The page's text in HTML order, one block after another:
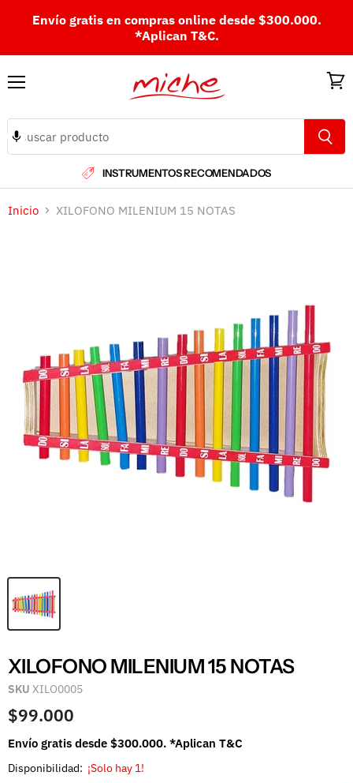
Envío gratis en compras online desde $300.000.
*Aplican T&C.
INSTRUMENTOS RECOMENDADOS
Inicio XILOFONO MILENIUM 15 NOTAS
XILOFONO MILENIUM 15 NOTAS
SKU XILO0005
$99.000
Envío gratis desde $300.000. *Aplican T&C
Disponibilidad: ¡Solo hay 1!